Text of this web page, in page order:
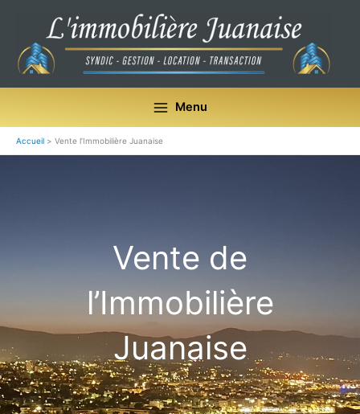
contenu
Menu
Accueil Vente l’Immobilière Juanaise
Vente de
l’Immobilière
Juanaise